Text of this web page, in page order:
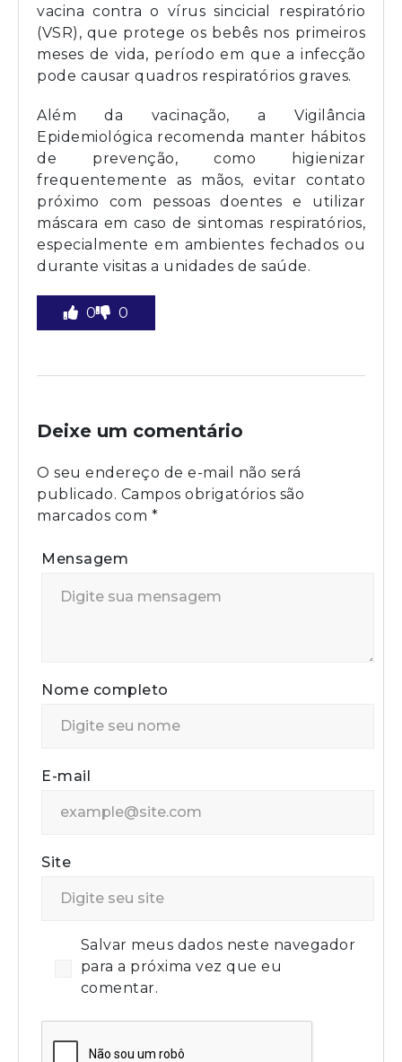
vacina contra o vírus sincicial respiratório
(VSR), que protege os bebês nos primeiros
meses de vida, período em que a infecção
pode causar quadros respiratórios graves.
Além da vacinação, a Vigilância
Epidemiológica recomenda manter hábitos
de prevenção, como higienizar
frequentemente as mãos, evitar contato
próximo com pessoas doentes e utilizar
máscara em caso de sintomas respiratórios,
especialmente em ambientes fechados ou
durante visitas a unidades de saúde.
0 0
Deixe um comentário
O seu endereço de e-mail não será
publicado. Campos obrigatórios são
marcados com *
Mensagem
Nome completo
E-mail
Site
Salvar meus dados neste navegador
para a próxima vez que eu
comentar.